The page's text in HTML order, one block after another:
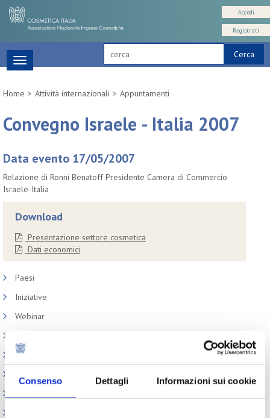
Consenso Dettagli Informazioni sui cookie
Cerca
Accedi
Registrati
Toggle
navigation
Home
Attività internazionali Appuntamenti
Convegno Israele - Italia 2007
Data evento 17/05/2007
Relazione di Ronni Benatoff Presidente Camera di Commercio
Israele-Italia
Download
Presentazione settore cosmetica
Dati economici
Paesi
Iniziative
Webinar
Memorandum of Understanding